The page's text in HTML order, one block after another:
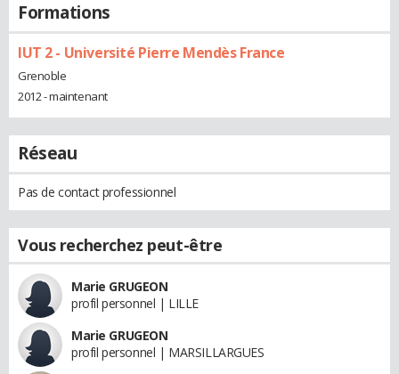
Formations
IUT 2 - Université Pierre Mendès France
Grenoble
2012 - maintenant
Réseau
Pas de contact professionnel
Vous recherchez peut-être
Marie GRUGEON
profil personnel | LILLE
Marie GRUGEON
profil personnel | MARSILLARGUES